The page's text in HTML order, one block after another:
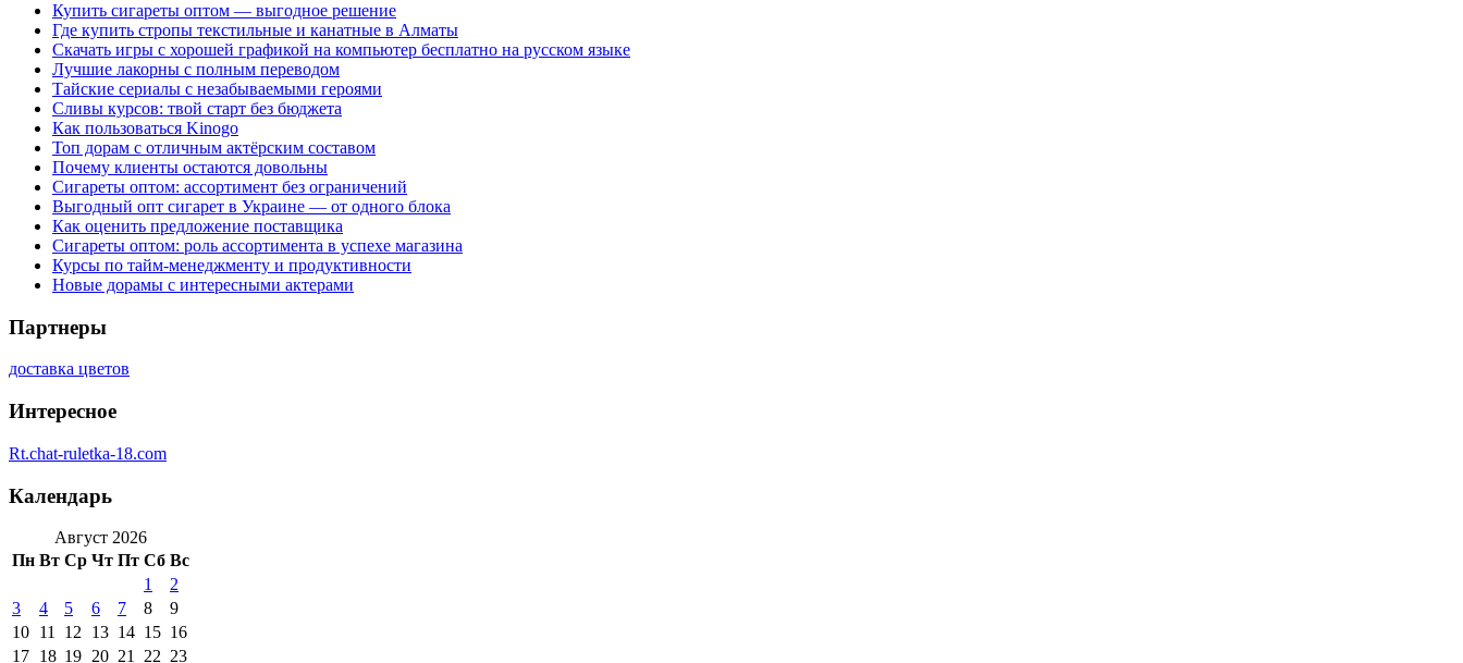
Купить сигареты оптом — выгодное решение
Где купить стропы текстильные и канатные в Алматы
Скачать игры с хорошей графикой на компьютер бесплатно на русском языке
Лучшие лакорны с полным переводом
Тайские сериалы с незабываемыми героями
Сливы курсов: твой старт без бюджета
Как пользоваться Kinogo
Топ дорам с отличным актёрским составом
Почему клиенты остаются довольны
Сигареты оптом: ассортимент без ограничений
Выгодный опт сигарет в Украине — от одного блока
Как оценить предложение поставщика
Сигареты оптом: роль ассортимента в успехе магазина
Курсы по тайм-менеджменту и продуктивности
Новые дорамы с интересными актерами
Партнеры
доставка цветов
Интересное
Rt.chat-ruletka-18.com
Календарь
Август 2026
Пн Вт Ср Чт Пт Сб Вс
1
2
3
4 5 6 7 8
9
10 11 12 13 14 15 16
17 18 19 20 21 22 23